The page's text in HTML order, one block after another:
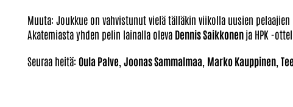
Muuta: Joukkue on vahvistunut vielä tälläkin viikolla uusien
Akatemiasta yhden pelin lainalla oleva Dennis Saikkonenja HPK -
Seuraa heitä: Oula Palve Joonas Sammalmaa Marko Kauppinen